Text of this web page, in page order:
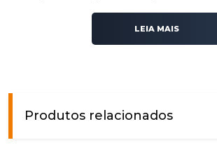
Recontel.
LEIA MAIS
Produtos relacionados